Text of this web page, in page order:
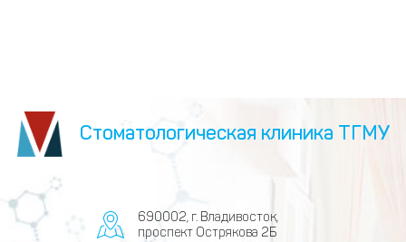
Стоматологическая клиника ТГМУ
690002, г. Владивосток,
проспект Острякова 2Б